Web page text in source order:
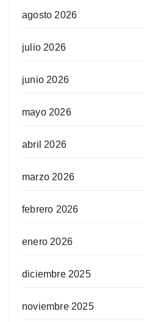
agosto 2026
julio 2026
junio 2026
mayo 2026
abril 2026
marzo 2026
febrero 2026
enero 2026
diciembre 2025
noviembre 2025